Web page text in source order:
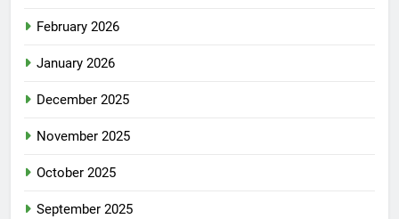
February 2026
January 2026
December 2025
November 2025
October 2025
September 2025